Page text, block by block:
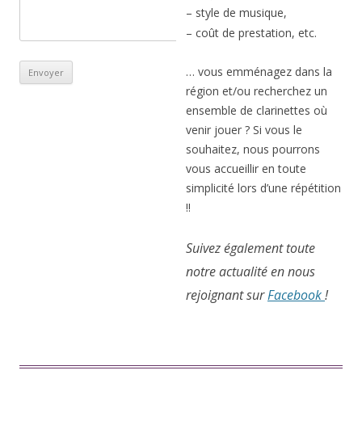
– style de musique,
– coût de prestation, etc.
… vous emménagez dans la
région et/ou recherchez un
ensemble de clarinettes où
venir jouer ? Si vous le
souhaitez, nous pourrons
vous accueillir en toute
simplicité lors d’une répétition
!!
Suivez également toute
notre actualité en nous
rejoignant surFacebook!